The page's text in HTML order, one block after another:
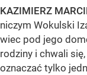
KAZIMIERZ
niczym Wokulski
wiec pod jego
rodziny i chwali
oznaczać tylko